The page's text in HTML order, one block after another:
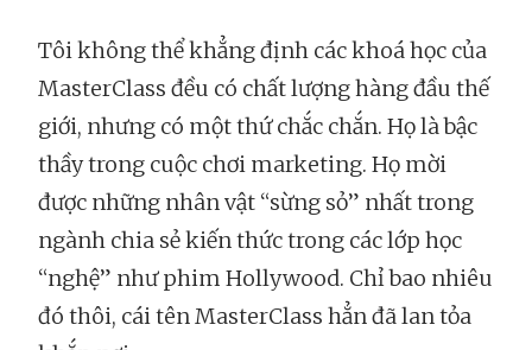
Tôi không thể khẳng định các khoá học của
MasterClass đều có chất lượng hàng đầu thế
giới, nhưng có một thứ chắc chắn. Họ là bậc
thầy trong cuộc chơi marketing. Họ mời
được những nhân vật “sừng sỏ” nhất trong
ngành chia sẻ kiến thức trong các lớp học
“nghệ” như phim Hollywood. Chỉ bao nhiêu
đó thôi, cái tên MasterClass hẳn đã lan tỏa